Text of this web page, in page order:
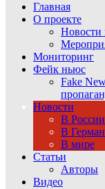
Главная
О проекте
Новости
Мониторинг
Фейк ньюс
Fake
Новости
В России
В
В мире
Статьи
Авторы
Видео